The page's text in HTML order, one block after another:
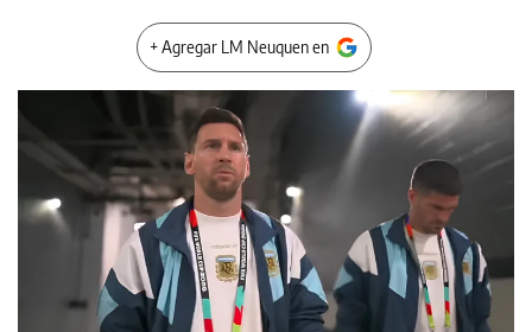
+ Agregar LM Neuquen en